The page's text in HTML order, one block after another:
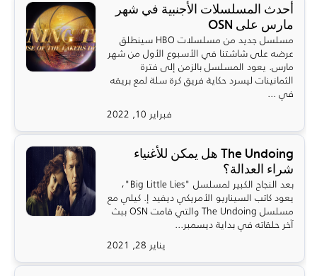
أحدث المسلسلات الأجنبية في شهر
مارس على OSN
مسلسل جديد من مسلسلات HBO سينطلق
عرضه على شاشتنا في الأسبوع الأول من شهر
مارس. يعود المسلسل بالزمن إلى فترة
الثمانينات ليسرد حكاية فريق كرة سلة لمع بريقه
في ...
فبراير 10, 2022
The Undoing هل يمكن للأغنياء
شراء العدالة؟
بعد النجاح الكبير لمسلسل "Big Little Lies"،
يعود كاتب السيناريو الأمريكي ديفيد إ. كيلي مع
مسلسل The Undoing والتي قامت OSN ببث
آخر حلقاته في بداية ديسمبر...
يناير 28, 2021